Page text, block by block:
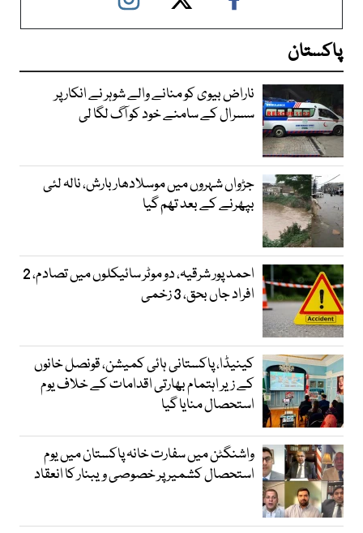
پاکستان
ناراض بیوی کو منانے والے شوہر نے انکار پر
سسرال کے سامنے خود کو آگ لگا لی
جڑواں شہروں میں موسلادھار بارش، نالہ لئی
بپھرنے کے بعد تھم گیا
احمد پور شرقیہ، دو موٹر سائیکلوں میں تصادم، 2
افراد جاں بحق، 3 زخمی
کینیڈا، پاکستانی ہائی کمیشن، قونصل خانوں
کے زیر اہتمام بھارتی اقدامات کے خلاف یوم
استحصال منایا گیا
واشنگٹن میں سفارت خانہ پاکستان میں یوم
استحصال کشمیر پر خصوصی ویبنار کا انعقاد